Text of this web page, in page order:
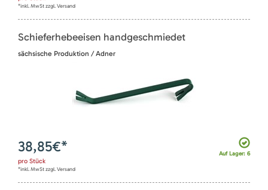
*inkl. MwSt zzgl. Versand
Schieferhebeeisen handgeschmiedet
sächsische Produktion / Adner
Auf Lager: 6
38,85€*
pro Stück
*inkl. MwSt zzgl. Versand